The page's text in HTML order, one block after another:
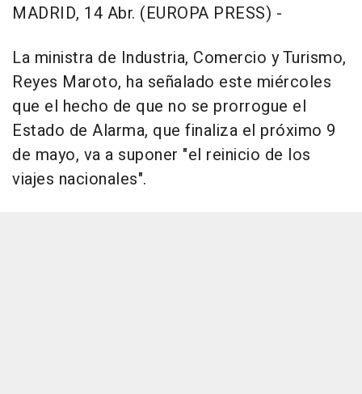
MADRID, 14 Abr. (EUROPA PRESS) -
La ministra de Industria, Comercio y Turismo,
Reyes Maroto, ha señalado este miércoles
que el hecho de que no se prorrogue el
Estado de Alarma, que finaliza el próximo 9
de mayo, va a suponer "el reinicio de los
viajes nacionales".